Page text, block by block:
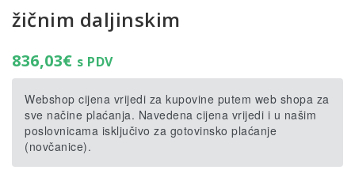
žičnim daljinskim
836,03€ s PDV
Webshop cijena vrijedi za kupovine putem web shopa za
sve načine plaćanja. Navedena cijena vrijedi i u našim
poslovnicama isključivo za gotovinsko plaćanje
(novčanice).